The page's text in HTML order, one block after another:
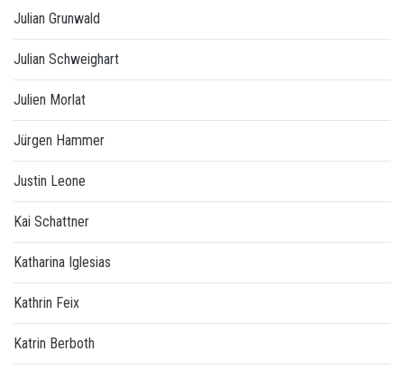
Julian Grunwald
Julian Schweighart
Julien Morlat
Jürgen Hammer
Justin Leone
Kai Schattner
Katharina Iglesias
Kathrin Feix
Katrin Berboth